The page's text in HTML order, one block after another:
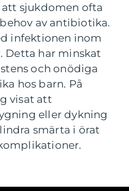
att sjukdomen ofta
av antibiotika.
infektionen inom
Detta har minskat
och onödiga
hos barn. På
visat att
eller dykning
smärta i örat